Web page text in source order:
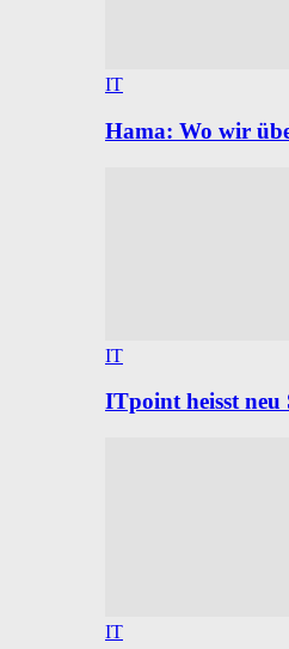
IT
Hama: Wo wir
IT
ITpoint heisst
IT